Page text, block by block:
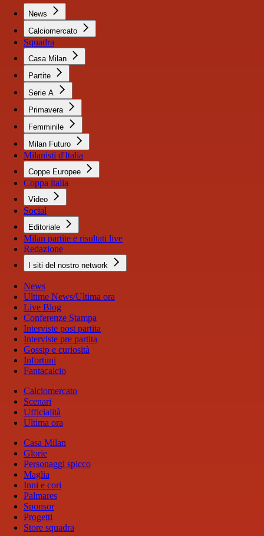
News
Calciomercato
Squadra
Casa Milan
Partite
Serie A
Primavera
Femminile
Milan Futuro
Milanisti d'Italia
Coppe Europee
Coppa italia
Video
Social
Editoriale
Milan partite e risultati live
Redazione
I siti del nostro network
News
Ultime News/Ultima ora
Live Blog
Conferenze Stampa
Interviste post partita
Interviste pre partita
Gossip e curiosità
Infortuni
Fantacalcio
Calciomercato
Scenari
Ufficialità
Ultima ora
Casa Milan
Glorie
Personaggi spicco
Maglia
Inni e cori
Palmares
Sponsor
Progetti
Store squadra